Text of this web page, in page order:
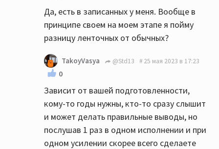
Да, есть в записанных у меня. Вообще в
принципе своем на моем этапе я пойму
разницу ленточных от обычных?
TakoyVasya @Std13 25 мая 2023 в 17:23
0
Зависит от вашей подготовленности,
кому-то годы нужны, кто-то сразу слышит
и может делать правильные выводы, но
послушав 1 раз в одном исполнении и при
одном усилении скорее всего сделаете